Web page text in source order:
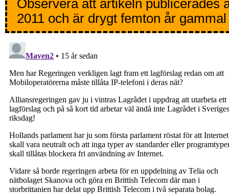
Observera att artikeln publicerades
2011 och är drygt femton år gammal